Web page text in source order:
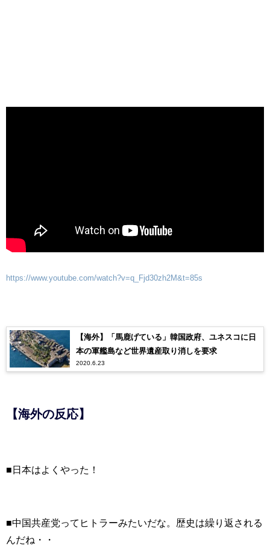
https://www.youtube.com/watch?v=q_Fjd30zh2M&t=85s
【海外】「馬鹿げている」韓国政府、ユネスコに日
本の軍艦島など世界遺産取り消しを要求
2020.6.23
【海外の反応】
■日本はよくやった！
■中国共産党ってヒトラーみたいだな。歴史は繰り返される
んだね・・